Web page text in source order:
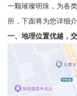
一颗璀璨明珠，为各
所，下面将为您详细
一、地理位置优越，